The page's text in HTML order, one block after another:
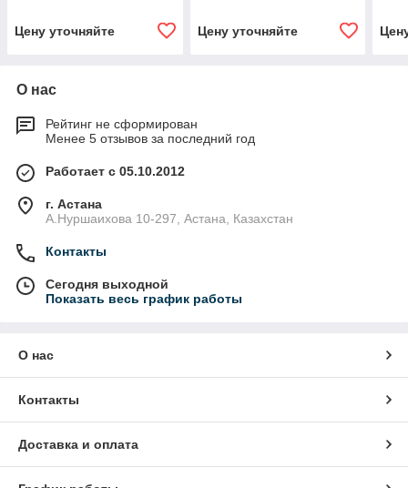
Цену уточняйте Цену уточняйте
О нас
Рейтинг не сформирован
Менее 5 отзывов за последний год
Работает с 05.10.2012
г. Астана
А.Нуршаихова 10-297, Астана, Казахстан
Контакты
Сегодня выходной
Показать весь график работы
О нас
Контакты
Доставка и оплата